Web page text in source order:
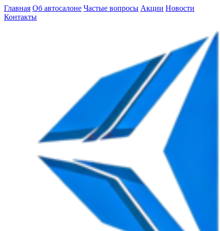
Главная Об автосалоне Частые вопросы Акции Новости
Контакты